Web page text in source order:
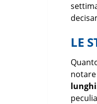
LE
lunghi